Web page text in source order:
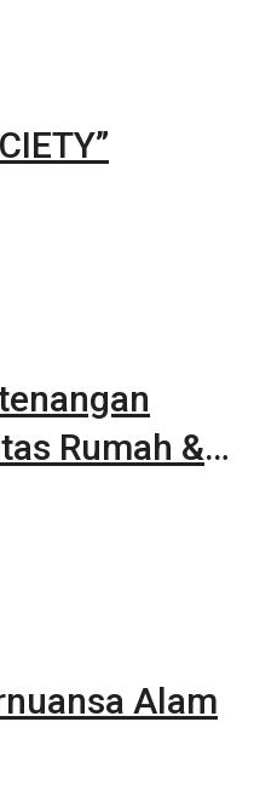
Rumah &
Alam